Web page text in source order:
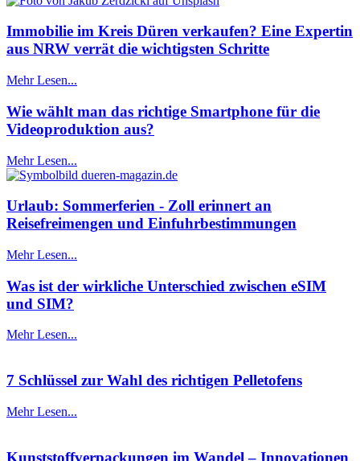
Immobilie im Kreis Düren verkaufen? Eine Expertin
aus NRW verrät die wichtigsten Schritte
Mehr Lesen...
Wie wählt man das richtige Smartphone für die
Videoproduktion aus?
Mehr Lesen...
Urlaub: Sommerferien - Zoll erinnert an
Reisefreimengen und Einfuhrbestimmungen
Mehr Lesen...
Was ist der wirkliche Unterschied zwischen eSIM
und SIM?
Mehr Lesen...
7 Schlüssel zur Wahl des richtigen Pelletofens
Mehr Lesen...
Kunststoffverpackungen im Wandel – Innovationen